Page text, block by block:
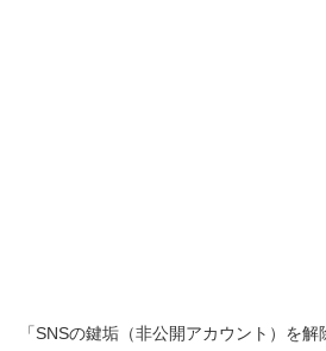
「SNSの鍵垢（非公開アカウント）を